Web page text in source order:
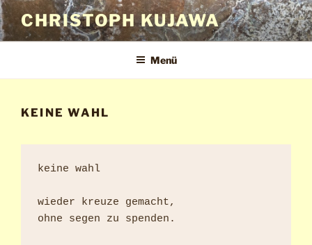
Zum
Inhalt
springen
CHRISTOPH KUJAWA
Menü
KEINE WAHL
keine wahl
wieder kreuze gemacht,
ohne segen zu spenden.